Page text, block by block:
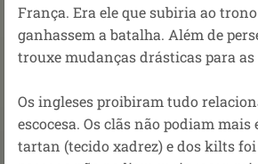
França. Era ele que subiria ao
ganhassem a batalha. Além de
trouxe mudanças drásticas para
Os ingleses proibiram tudo
escocesa. Os clãs não podiam mais
tartan (tecido xadrez) e dos kilts